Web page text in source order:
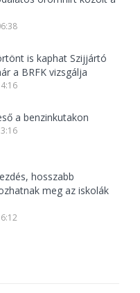
is kaphat Szijjártó
a BRFK vizsgálja
a benzinkutakon
hosszabb
meg az iskolák